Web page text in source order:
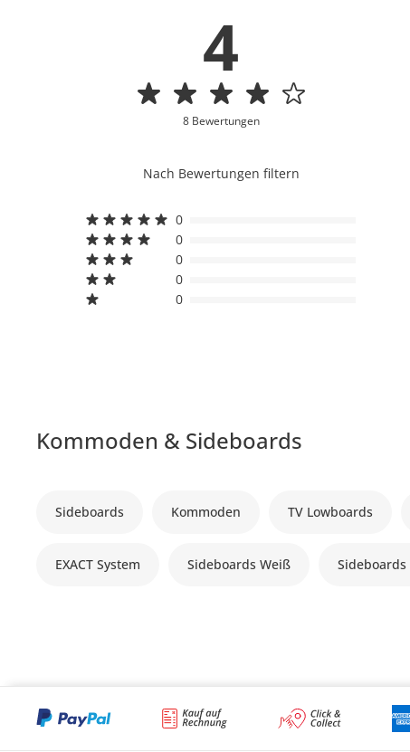
4
8 Bewertungen
Nach Bewertungen filtern
0
0
0
0
0
Kommoden & Sideboards
Sideboards Kommoden TV Lowboards
EXACT System Sideboards Weiß